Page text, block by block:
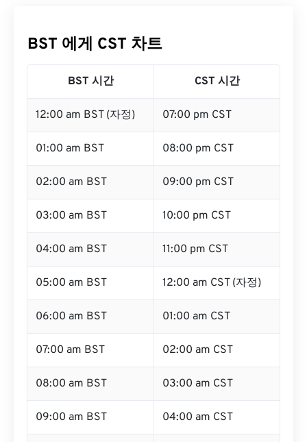
BST 에게 CST 차트
BST 시간 CST 시간
12:00 am BST (자정) 07:00 pm CST
01:00 am BST 08:00 pm CST
02:00 am BST 09:00 pm CST
03:00 am BST 10:00 pm CST
04:00 am BST 11:00 pm CST
05:00 am BST 12:00 am CST (자정)
06:00 am BST 01:00 am CST
07:00 am BST 02:00 am CST
08:00 am BST 03:00 am CST
09:00 am BST 04:00 am CST